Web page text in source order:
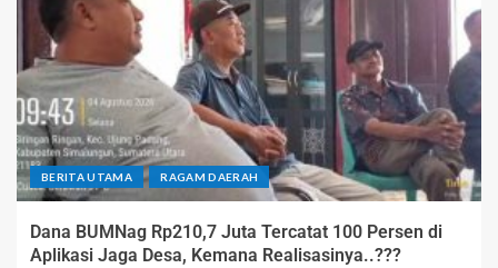
BERITA UTAMA RAGAM DAERAH
Dana BUMNag Rp210,7 Juta Tercatat 100 Persen di
Aplikasi Jaga Desa, Kemana Realisasinya..???